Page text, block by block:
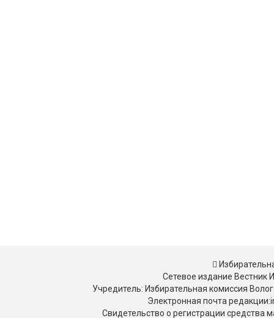
Сетевое издание Вестник
Учредитель: Избирательная комиссия
Электронная почта
Свидетельство о регистрации